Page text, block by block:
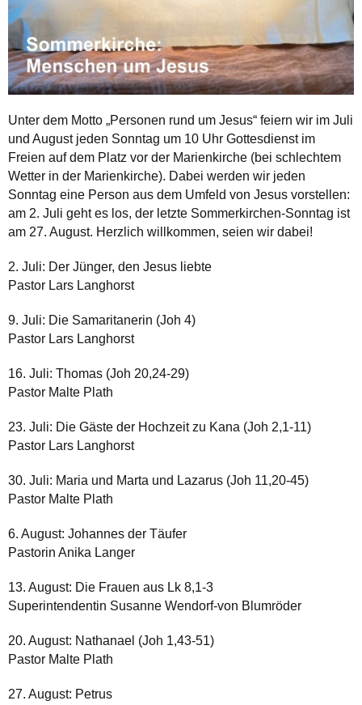
Unter dem Motto „Personen rund um Jesus“ feiern wir im Juli
und August jeden Sonntag um 10 Uhr Gottesdienst im
Freien auf dem Platz vor der Marienkirche (bei schlechtem
Wetter in der Marienkirche). Dabei werden wir jeden
Sonntag eine Person aus dem Umfeld von Jesus vorstellen:
am 2. Juli geht es los, der letzte Sommerkirchen-Sonntag ist
am 27. August. Herzlich willkommen, seien wir dabei!
2. Juli: Der Jünger, den Jesus liebte
Pastor Lars Langhorst
9. Juli: Die Samaritanerin (Joh 4)
Pastor Lars Langhorst
16. Juli: Thomas (Joh 20,24-29)
Pastor Malte Plath
23. Juli: Die Gäste der Hochzeit zu Kana (Joh 2,1-11)
Pastor Lars Langhorst
30. Juli: Maria und Marta und Lazarus (Joh 11,20-45)
Pastor Malte Plath
6. August: Johannes der Täufer
Pastorin Anika Langer
13. August: Die Frauen aus Lk 8,1-3
Superintendentin Susanne Wendorf-von Blumröder
20. August: Nathanael (Joh 1,43-51)
Pastor Malte Plath
27. August: Petrus